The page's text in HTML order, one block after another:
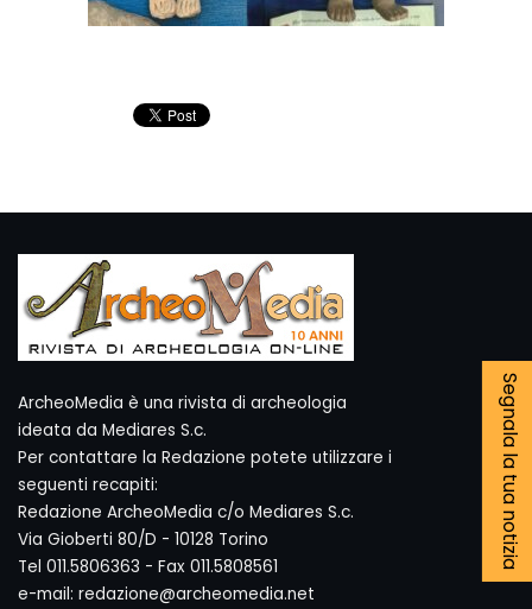
Segnala la tua notizia
ArcheoMedia è una rivista di archeologia
ideata da Mediares S.c.
Per contattare la Redazione potete utilizzare i
seguenti recapiti:
Redazione ArcheoMedia c/o Mediares S.c.
Via Gioberti 80/D - 10128 Torino
Tel 011.5806363 - Fax 011.5808561
e-mail: redazione@archeomedia.net